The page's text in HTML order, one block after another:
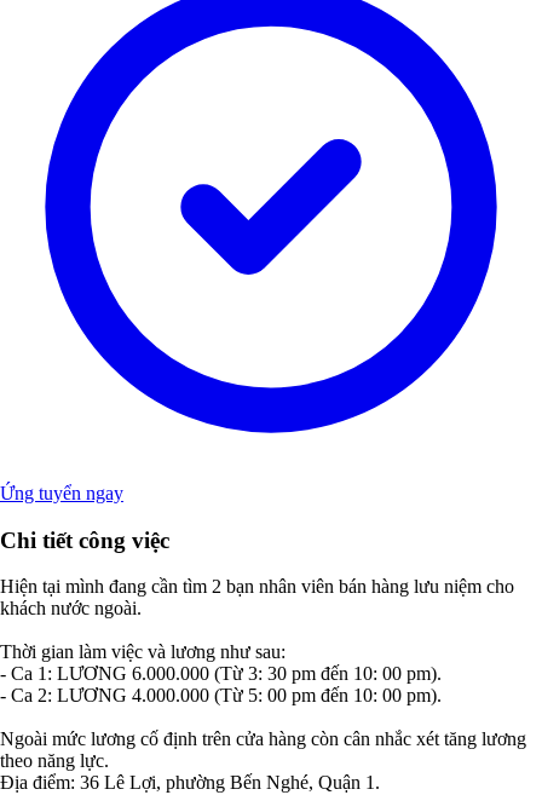
Ứng tuyển ngay
Chi tiết công việc
Hiện tại mình đang cần tìm 2 bạn nhân viên bán hàng lưu niệm cho
khách nước ngoài.
Thời gian làm việc và lương như sau:
- Ca 1: LƯƠNG 6.000.000 (Từ 3: 30 pm đến 10: 00 pm).
- Ca 2: LƯƠNG 4.000.000 (Từ 5: 00 pm đến 10: 00 pm).
Ngoài mức lương cố định trên cửa hàng còn cân nhắc xét tăng lương
theo năng lực.
Địa điểm: 36 Lê Lợi, phường Bến Nghé, Quận 1.